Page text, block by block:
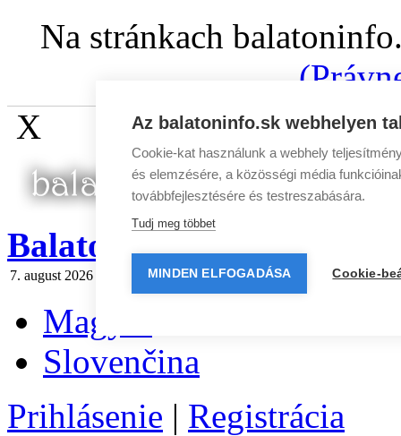
Na stránkach
X
BalatonInfo.sk
7. august 2026 piatok Dnes:ŠtefániaZajtra:Oskár Spravodaj|
Magyar
Slovenčina
Prihlásenie | Registrácia
Az balatoninfo.sk webhelyen
Cookie-kat használunk a webhely
és elemzésére, a közösségi média
továbbfejlesztésére és testreszabására.
Tudj meg többet
MINDEN ELFOGADÁSA Cookie-